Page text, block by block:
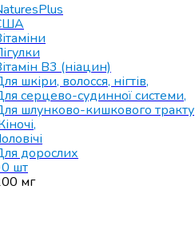
B3 (ніацин)
шкіри, волосся, нігтів,
серцево-судинної системи,
шлунково-кишкового тракту
,
дорослих
шт
мг